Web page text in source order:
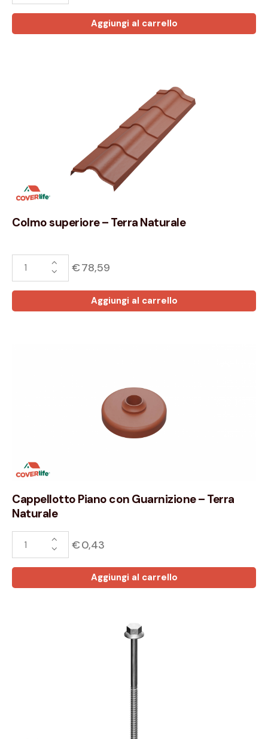
Aggiungi al carrello
Colmo superiore – Terra Naturale
€78,59
Aggiungi al carrello
Cappellotto Piano con Guarnizione – Terra
Naturale
€0,43
Aggiungi al carrello